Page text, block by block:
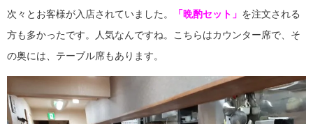
次々とお客様が入店されていました。 「晩酌セット」 を注文される
方も多かったです。人気なんですね。こちらはカウンター席で、そ
の奥には、テーブル席もあります。